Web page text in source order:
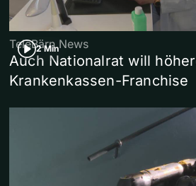
2 Min
TeleBärn News
Auch Nationalrat will
Krankenkassen-Franchise